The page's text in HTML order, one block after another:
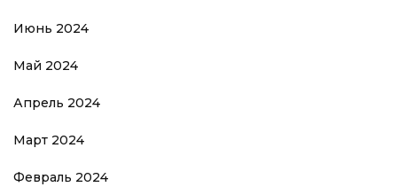
Июнь 2024
Май 2024
Апрель 2024
Март 2024
Февраль 2024